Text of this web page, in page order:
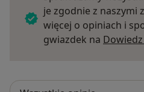
je zgodnie z naszymi
więcej o opiniach i
gwiazdek na